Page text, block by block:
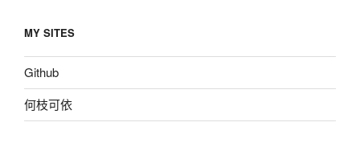
MY SITES
Github
何枝可依